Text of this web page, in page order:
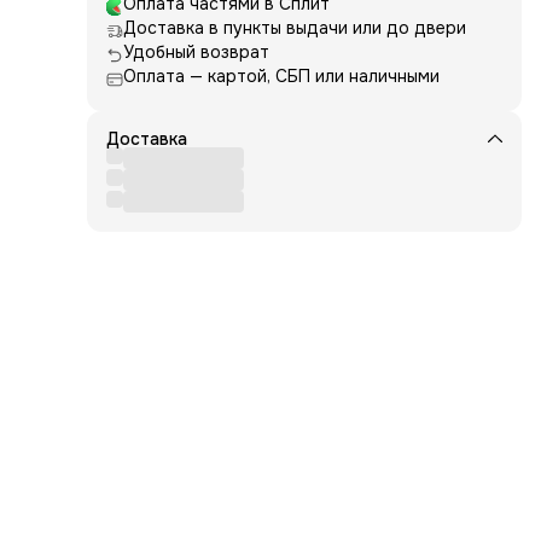
Доставка в пункты выдачи или до двери
Удобный возврат
Оплата — картой, СБП или наличными
Доставка